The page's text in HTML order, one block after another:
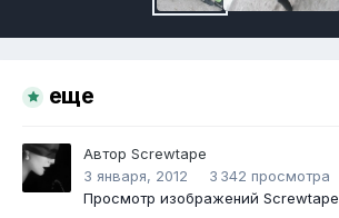
еще
Автор Screwtape
3 января, 2012
3 342 просмотра
Просмотр изображений Screwtape